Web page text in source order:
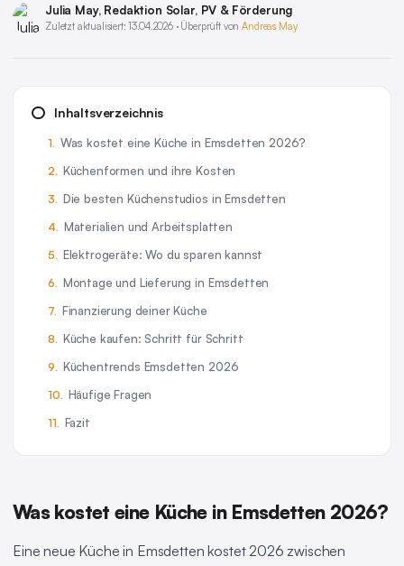
Julia May, Redaktion Solar, PV & Förderung
Zuletzt aktualisiert: 13.04.2026 · Überprüft vonAndreas May
Inhaltsverzeichnis
Was kostet eine Küche in Emsdetten 2026?
Küchenformen und ihre Kosten
Die besten Küchenstudios in Emsdetten
Materialien und Arbeitsplatten
Elektrogeräte: Wo du sparen kannst
Montage und Lieferung in Emsdetten
Finanzierung deiner Küche
Küche kaufen: Schritt für Schritt
Küchentrends Emsdetten 2026
Häufige Fragen
Fazit
Was kostet eine Küche in Emsdetten 2026?
Eine neue Küche in Emsdetten kostet 2026 zwischen